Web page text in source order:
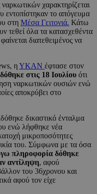
χαρακτηρίζεται
εντοπίστηκαν το απόγευμα
στη Μέσα Γειτονιά. Κάτω
τεθεί όλα τα κατασχεθέντα
διατεθειμένος να
ηΥΚΑΝ έφτασε στον
στις 18 Ιουλίου ότι
ναρκωτικών ουσιών ενώ
αποκρύβει στο
δικαστικό ένταλμα
ενώ λήφθηκε νέα
μικροποσότητες
του. Σύμφωνα με τα όσα
πληροφορία δόθηκε
αντίληψη, αφού
του 36χρονου και
αφού τον είχε